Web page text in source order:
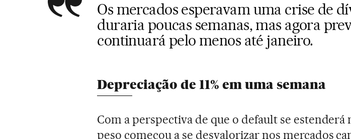
Os mercados esperavamuma crise de
duraria poucas semanas, mas agora
continuará pelo menos até janeiro.
Depreciação de 11% em uma semana
Com a perspectiva de que o default se estenderá
peso começou a se desvalorizar nos mercados